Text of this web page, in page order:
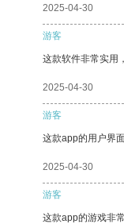
2025-04-30
游客
这款软件非常实用
2025-04-30
游客
这款app的用户界
2025-04-30
游客
这款app的游戏非